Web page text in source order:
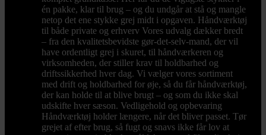
én pakke, klar til brug – og du undgår at stå og mangle
netop det ene stykke grej midt i opgaven. Håndværktøj
til både private og erhverv Vores udvalg dækker bredt
– fra den kvalitetsbevidste gør-det-selv-mand, der vil
have ordentligt grej i skuret, til håndværkeren og
virksomheden, der stiller krav til holdbarhed og
driftssikkerhed hver dag. Vi vælger vores sortiment
med drift og holdbarhed for øje, så du får håndværktøj,
der kan holde til at blive brugt – og som du ikke skal
udskifte hver sæson. Vedligehold og opbevaring
Håndværktøj holder længere, når det bliver passet. Tør
grejet af efter brug, så fugt og snavs ikke får lov at